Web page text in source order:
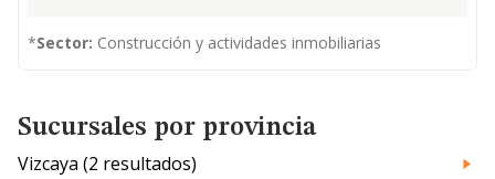
*Sector: Construcción y actividades inmobiliarias
Sucursales por provincia
Vizcaya (2 resultados)